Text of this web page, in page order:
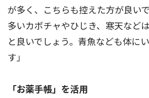
が多く、こちらも控えた方が良い
多いカボチャやひじき、寒天など
と良いでしょう。青魚なども体に
す」
「お薬手帳」を活用